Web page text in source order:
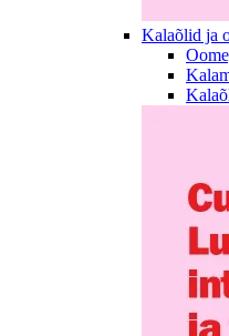
Kalaõlid ja